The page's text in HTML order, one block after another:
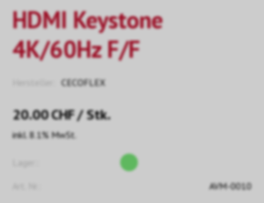
HDMI Keystone
4K/60Hz F/F
CECOFLEX
20.00CHF/ Stk.
inkl. 8.1% MwSt.
AVM-0010